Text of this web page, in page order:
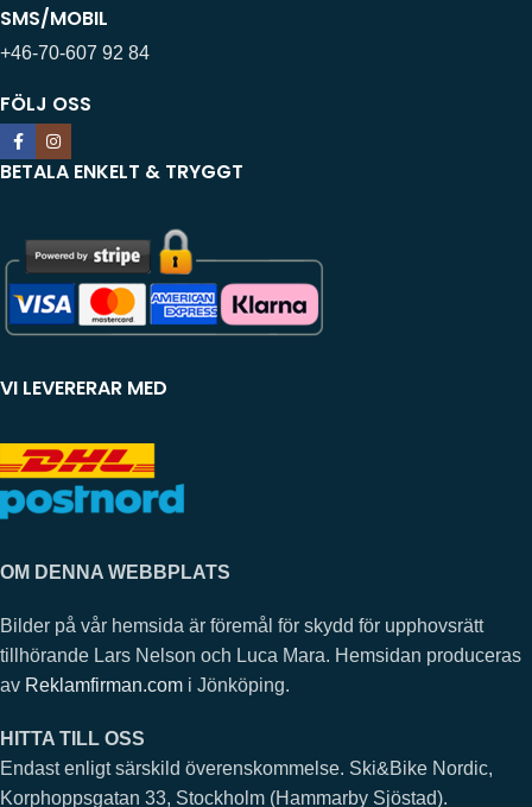
SMS/MOBIL
+46-70-607 92 84
FÖLJ OSS
BETALA ENKELT & TRYGGT
VI LEVERERAR MED
OM DENNA WEBBPLATS
Bilder på vår hemsida är föremål för skydd för upphovsrätt
tillhörande Lars Nelson och Luca Mara. Hemsidan produceras
av Reklamfirman.com i Jönköping.
HITTA TILL OSS
Endast enligt särskild överenskommelse. Ski&Bike Nordic,
Korphoppsgatan 33, Stockholm (Hammarby Sjöstad).